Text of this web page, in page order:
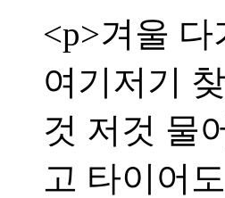
<p>겨울
여기저기
것 저것 물
고 타이어